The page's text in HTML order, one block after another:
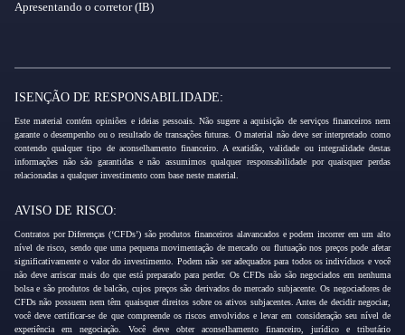
Apresentando o corretor (IB)
ISENÇÃO DE RESPONSABILIDADE:
Este material contém opiniões e ideias pessoais. Não sugere a aquisição de serviços financeiros nem
garante o desempenho ou o resultado de transações futuras. O material não deve ser interpretado como
contendo qualquer tipo de aconselhamento financeiro. A exatidão, validade ou integralidade destas
informações não são garantidas e não assumimos qualquer responsabilidade por quaisquer perdas
relacionadas a qualquer investimento com base neste material.
AVISO DE RISCO:
Contratos por Diferenças (‘CFDs’) são produtos financeiros alavancados e podem incorrer em um alto
nível de risco, sendo que uma pequena movimentação de mercado ou flutuação nos preços pode afetar
significativamente o valor do investimento. Podem não ser adequados para todos os indivíduos e você
não deve arriscar mais do que está preparado para perder. Os CFDs não são negociados em nenhuma
bolsa e são produtos de balcão, cujos preços são derivados do mercado subjacente. Os negociadores de
CFDs não possuem nem têm quaisquer direitos sobre os ativos subjacentes. Antes de decidir negociar,
você deve certificar-se de que compreende os riscos envolvidos e levar em consideração seu nível de
experiência em negociação. Você deve obter aconselhamento financeiro, jurídico e tributário